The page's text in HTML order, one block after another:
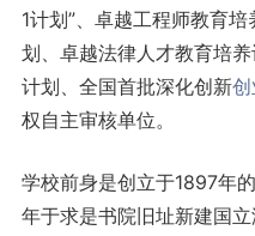
1计划”、卓越工程师教育
划、卓越法律人才教育培
计划、全国首批深化创新创
权自主审核单位。
学校前身是创立于1897年
年于求是书院旧址新建国